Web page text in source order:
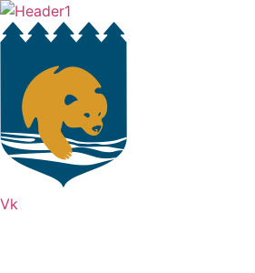
Перейти
к
Vk